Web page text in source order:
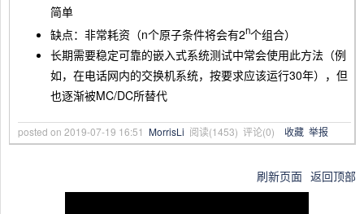
简单
缺点：非常耗资（n个原子条件将会有2n个组合）
长期需要稳定可靠的嵌入式系统测试中常会使用此方法（例
如，在电话网内的交换机系统，按要求应该运行30年），但
也逐渐被MC/DC所替代
posted on 2019-07-19 16:51 MorrisLi 阅读(1453) 评论(0) 收藏 举报
刷新页面 返回顶部